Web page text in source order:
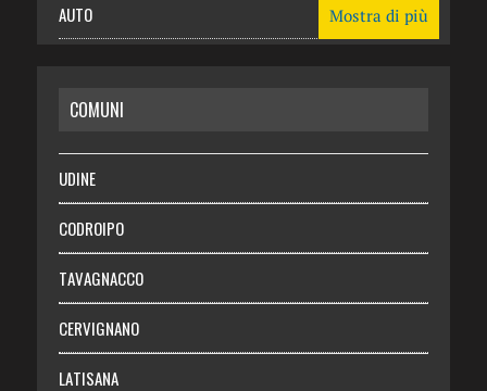
AUTO
RISPARMIO
SALUTE
Necrologie
Chi siamo
Abbonati
Login
Mostra di più
COMUNI
UDINE
CODROIPO
TAVAGNACCO
CERVIGNANO
LATISANA